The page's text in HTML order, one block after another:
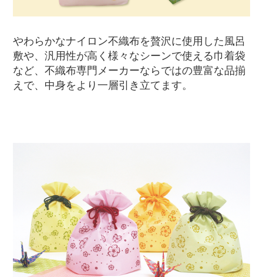
やわらかなナイロン不織布を贅沢に使用した風呂
敷や、汎用性が高く様々なシーンで使える巾着袋
など、不織布専門メーカーならではの豊富な品揃
えで、中身をより一層引き立てます。